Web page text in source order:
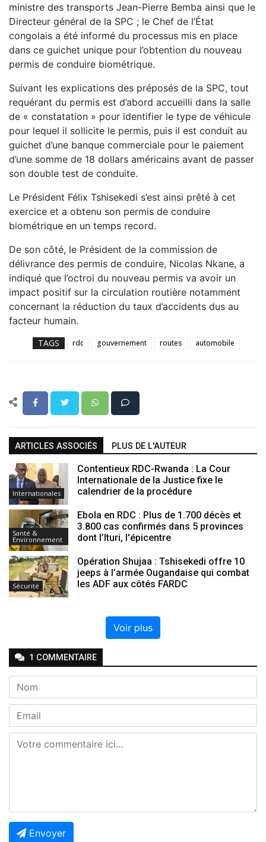
ministre des transports Jean-Pierre Bemba ainsi que le
Directeur général de la SPC ; le Chef de l’État
congolais a été informé du processus mis en place
dans ce guichet unique pour l’obtention du nouveau
permis de conduire biométrique.
Suivant les explications des préposés de la SPC, tout
requérant du permis est d’abord accueilli dans la salle
de « constatation » pour identifier le type de véhicule
pour lequel il sollicite le permis, puis il est conduit au
guichet d’une banque commerciale pour le paiement
d’une somme de 18 dollars américains avant de passer
son double test de conduite.
Le Président Félix Tshisekedi s’est ainsi prêté à cet
exercice et a obtenu son permis de conduire
biométrique en un temps record.
De son côté, le Président de la commission de
délivrance des permis de conduire, Nicolas Nkane, a
indiqué que l’octroi du nouveau permis va avoir un
impact positif sur la circulation routière notamment
concernant la réduction du taux d’accidents dus au
facteur humain.
TAGS rdc gouvernement routes automobile
ARTICLES ASSOCIÉS PLUS DE L'AUTEUR
Internationales
Contentieux RDC-Rwanda : La Cour
Internationale de la Justice fixe le
calendrier de la procédure
Santé &
Environnement
Ebola en RDC : Plus de 1.700 décès et
3.800 cas confirmés dans 5 provinces
dont l’Ituri, l'épicentre
Sécurité
Opération Shujaa : Tshisekedi offre 10
jeeps à l’armée Ougandaise qui combat
les ADF aux côtés FARDC
Voir plus
1 COMMENTAIRE
Envoyer